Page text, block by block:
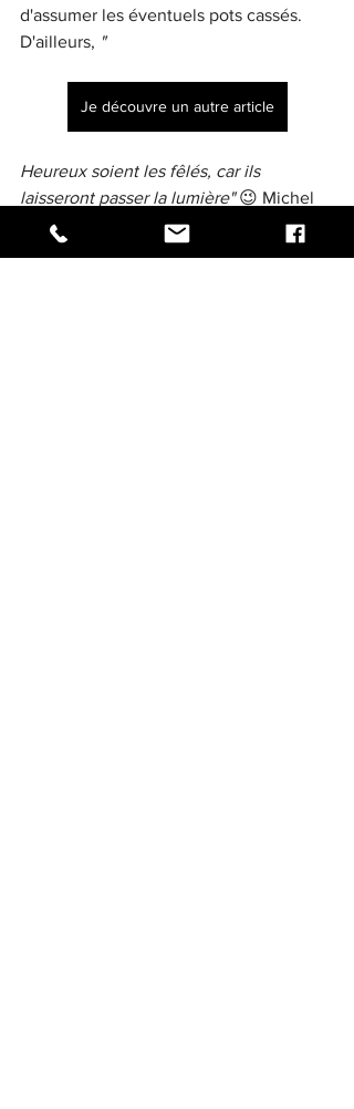
d'assumer les éventuels pots cassés.
D'ailleurs, "
Je découvre un autre article
Heureux soient les fêlés, car ils
laisseront passer la lumière" 😉 Michel
Audiard